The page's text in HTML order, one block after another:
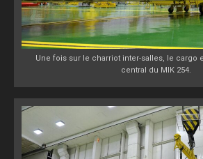
Une fois sur le charriot inter-salles, le cargo
central du MIK 254.